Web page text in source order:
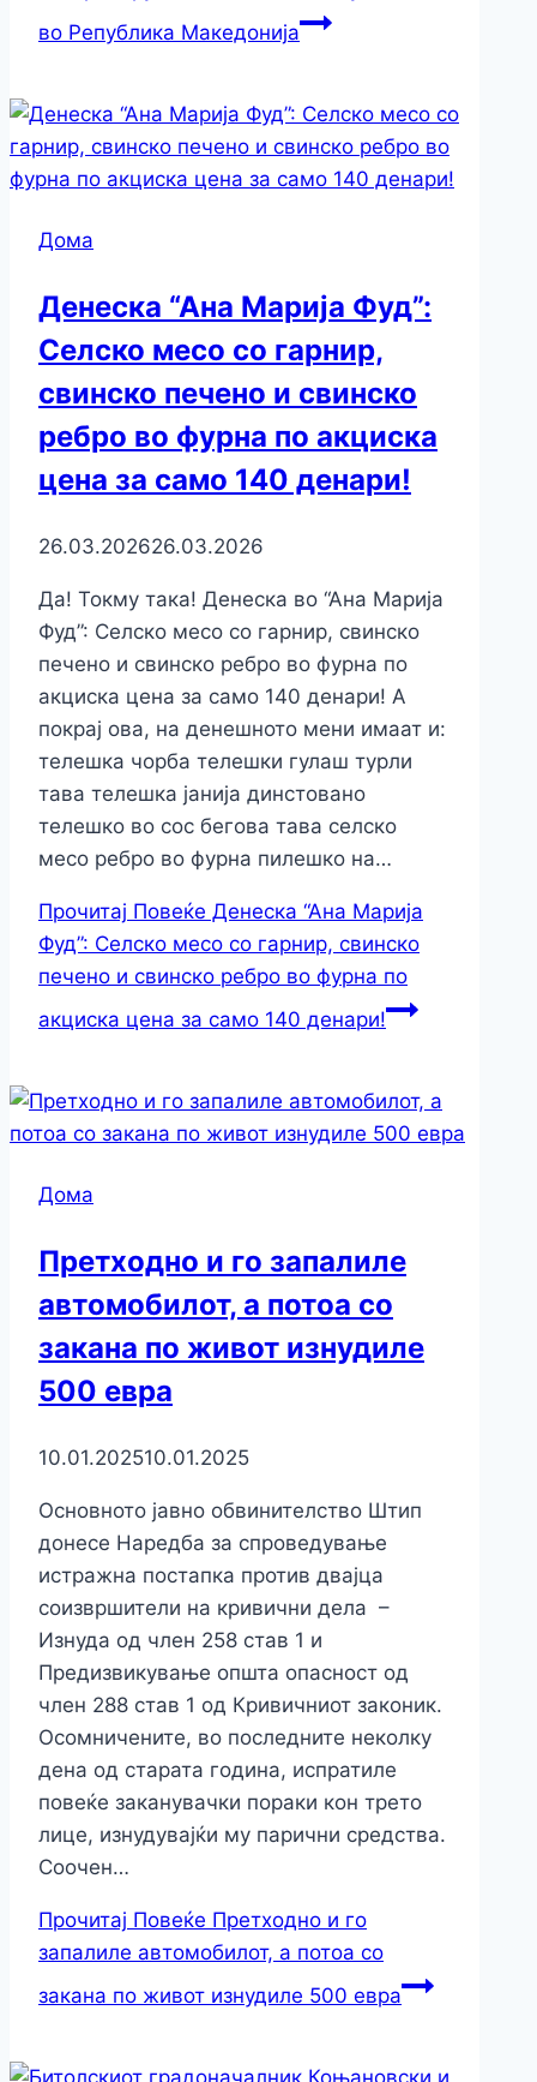
во Република Македонија
Дома
Денеска “Ана Марија Фуд”:
Селско месо со гарнир,
свинско печено и свинско
ребро во фурна по акциска
цена за само 140 денари!
26.03.202626.03.2026
Да! Токму така! Денеска во “Ана Марија
Фуд”: Селско месо со гарнир, свинско
печено и свинско ребро во фурна по
акциска цена за само 140 денари! А
покрај ова, на денешното мени имаат и:
телешка чорба телешки гулаш турли
тава телешка јанија динстовано
телешко во сос бегова тава селско
месо ребро во фурна пилешко на…
Прочитај Повеќе Денеска “Ана Марија
Фуд”: Селско месо со гарнир, свинско
печено и свинско ребро во фурна по
акциска цена за само 140 денари!
Дома
Претходно и го запалиле
автомобилот, а потоа со
закана по живот изнудиле
500 евра
10.01.202510.01.2025
Основното јавно обвинителство Штип
донесе Наредба за спроведување
истражна постапка против двајца
соизвршители на кривични дела –
Изнуда од член 258 став 1 и
Предизвикување општа опасност од
член 288 став 1 од Кривичниот законик.
Осомничените, во последните неколку
дена од старата година, испратиле
повеќе заканувачки пораки кон трето
лице, изнудувајќи му парични средства.
Соочен…
Прочитај Повеќе Претходно и го
запалиле автомобилот, а потоа со
закана по живот изнудиле 500 евра